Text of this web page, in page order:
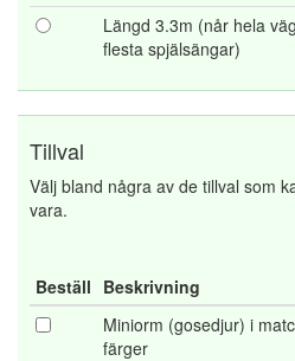
Längd 3.3m (når hela
flesta spjälsängar)
Tillval
Välj bland några av de tillval som
vara.
Beställ Beskrivning
Miniorm (gosedjur) i
färger